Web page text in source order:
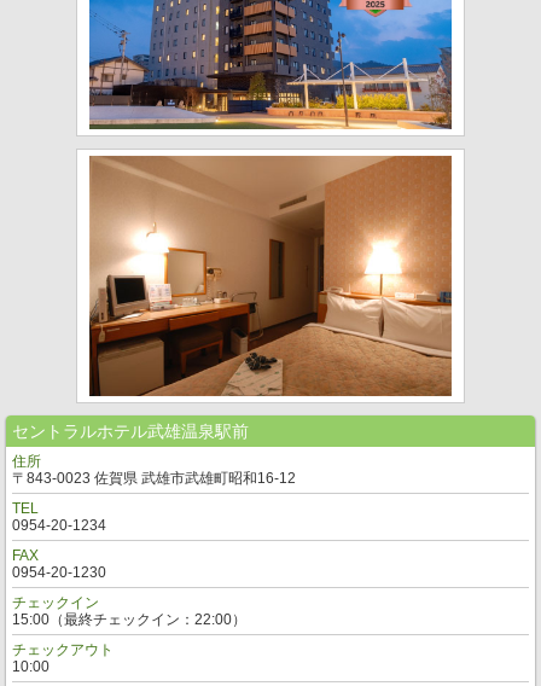
セントラルホテル武雄温泉駅前
住所
〒843-0023 佐賀県 武雄市武雄町昭和16-12
TEL
0954-20-1234
FAX
0954-20-1230
チェックイン
15:00（最終チェックイン：22:00）
チェックアウト
10:00